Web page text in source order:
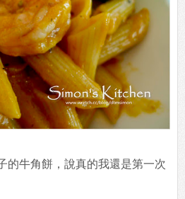
的牛角餅，說真的我還是第一次